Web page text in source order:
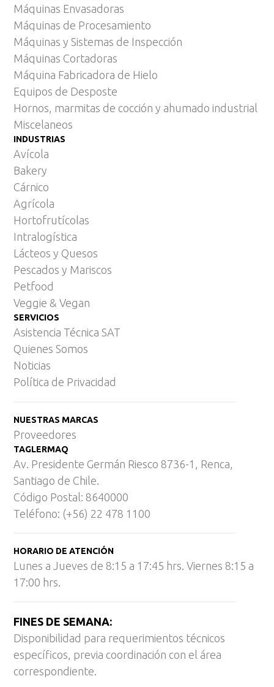
Máquinas Envasadoras
Máquinas de Procesamiento
Máquinas y Sistemas de Inspección
Máquinas Cortadoras
Máquina Fabricadora de Hielo
Equipos de Desposte
Hornos, marmitas de cocción y ahumado industrial
Miscelaneos
INDUSTRIAS
Avícola
Bakery
Cárnico
Agrícola
Hortofrutícolas
Intralogística
Lácteos y Quesos
Pescados y Mariscos
Petfood
Veggie & Vegan
SERVICIOS
Asistencia Técnica SAT
Quienes Somos
Noticias
Política de Privacidad
NUESTRAS MARCAS
Proveedores
TAGLERMAQ
Av. Presidente Germán Riesco 8736-1, Renca,
Santiago de Chile.
Código Postal: 8640000
Teléfono: (+56) 22 478 1100
HORARIO DE ATENCIÓN
Lunes a Jueves de 8:15 a 17:45 hrs. Viernes 8:15 a
17:00 hrs.
FINES DE SEMANA:
Disponibilidad para requerimientos técnicos
específicos, previa coordinación con el área
correspondiente.